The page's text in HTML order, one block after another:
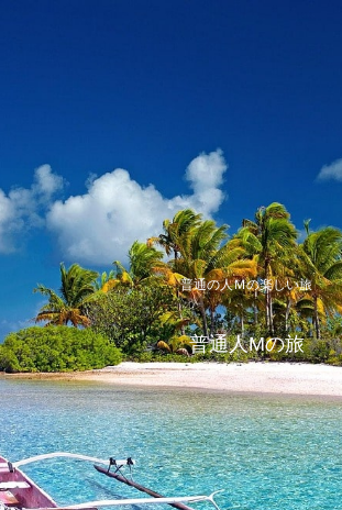
普通の人Ｍの楽しい旅
普通人Mの旅